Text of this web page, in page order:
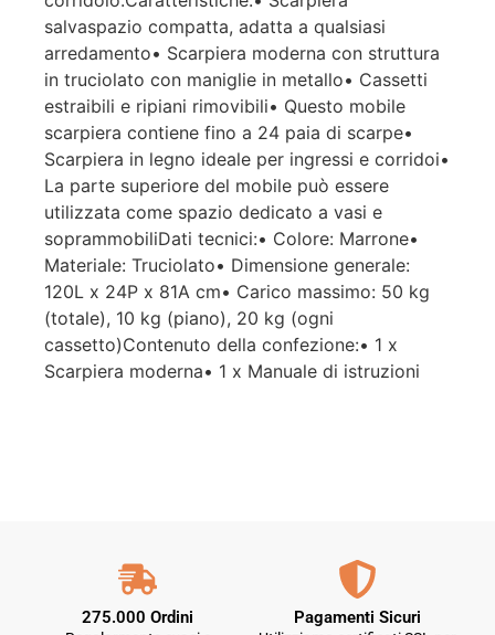
salvaspazio compatta, adatta a qualsiasi
arredamento• Scarpiera moderna con struttura
in truciolato con maniglie in metallo• Cassetti
estraibili e ripiani rimovibili• Questo mobile
scarpiera contiene fino a 24 paia di scarpe•
Scarpiera in legno ideale per ingressi e corridoi•
La parte superiore del mobile può essere
utilizzata come spazio dedicato a vasi e
soprammobiliDati tecnici:• Colore: Marrone•
Materiale: Truciolato• Dimensione generale:
120L x 24P x 81A cm• Carico massimo: 50 kg
(totale), 10 kg (piano), 20 kg (ogni
cassetto)Contenuto della confezione:• 1 x
Scarpiera moderna• 1 x Manuale di istruzioni
275.000 Ordini Pagamenti Sicuri